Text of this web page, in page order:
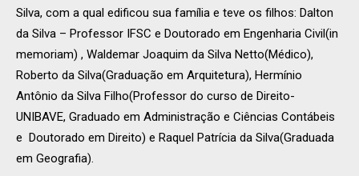
Silva, com a qual edificou sua família e teve os filhos: Dalton
da Silva – Professor IFSC e Doutorado em Engenharia Civil(in
memoriam) , Waldemar Joaquim da Silva Netto(Médico),
Roberto da Silva(Graduação em Arquitetura), Hermínio
Antônio da Silva Filho(Professor do curso de Direito-
UNIBAVE, Graduado em Administração e Ciências Contábeis
e Doutorado em Direito) e Raquel Patrícia da Silva(Graduada
em Geografia).